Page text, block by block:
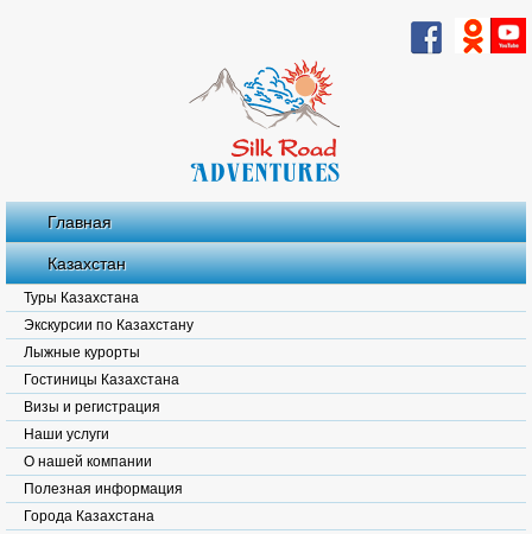
Главная
Казахстан
Туры Казахстана
Экскурсии по Казахстану
Лыжные курорты
Гостиницы Казахстана
Визы и регистрация
Наши услуги
О нашей компании
Полезная информация
Города Казахстана